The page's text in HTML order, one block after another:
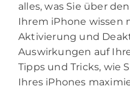
alles, was Sie über
Ihrem iPhone wissen
Aktivierung und
Auswirkungen auf
Tipps und Tricks, wie
Ihres iPhones